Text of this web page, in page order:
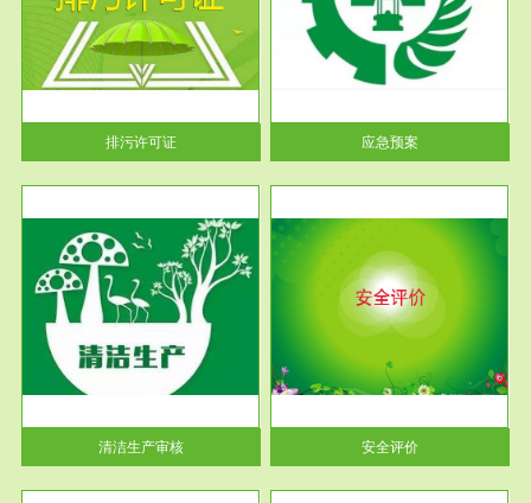
排污许可证
应急预案
根据《中华人民共和国环境保护
法》第十九条 企业事业单位应
当按照...
应急预案
清洁生产审核
服务范围
安全评价
安全评价安全评价目的是查找、
分析和预测工程、系统、生产经
营活...
安全评价